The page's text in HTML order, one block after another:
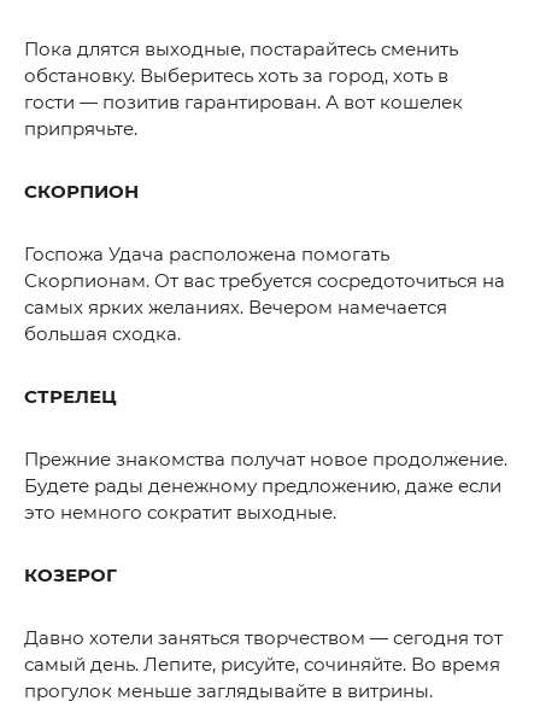
Пока длятся выходные, постарайтесь сменить
обстановку. Выберитесь хоть за город, хоть в
гости — позитив гарантирован. А вот кошелек
припрячьте.
СКОРПИОН
Госпожа Удача расположена помогать
Скорпионам. От вас требуется сосредоточиться на
самых ярких желаниях. Вечером намечается
большая сходка.
СТРЕЛЕЦ
Прежние знакомства получат новое продолжение.
Будете рады денежному предложению, даже если
это немного сократит выходные.
КОЗЕРОГ
Давно хотели заняться творчеством — сегодня тот
самый день. Лепите, рисуйте, сочиняйте. Во время
прогулок меньше заглядывайте в витрины.